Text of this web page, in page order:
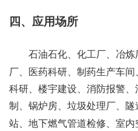
四、应用场所
石油石化、化工厂、冶
厂、医药科研、制药生产车
科研、楼宇建设、消防报警
制、锅炉房、垃圾处理厂、隧
站、地下燃气管道检修、室